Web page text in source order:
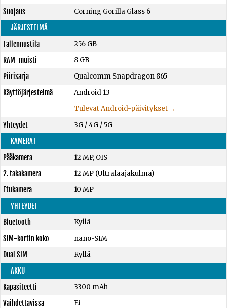
Suojaus
Corning Gorilla Glass 6
JÄRJESTELMÄ
Tallennustila
256 GB
RAM-muisti
8 GB
Piirisarja
Qualcomm Snapdragon 865
Käyttöjärjestelmä
Android 13
Tulevat Android-päivitykset →
Yhteydet
3G / 4G / 5G
KAMERAT
Pääkamera
12 MP, OIS
2. takakamera
12 MP (Ultralaajakulma)
Etukamera
10 MP
YHTEYDET
Bluetooth
Kyllä
SIM-kortin koko
nano-SIM
Dual SIM
Kyllä
AKKU
Kapasiteetti
3300 mAh
Vaihdettavissa
Ei